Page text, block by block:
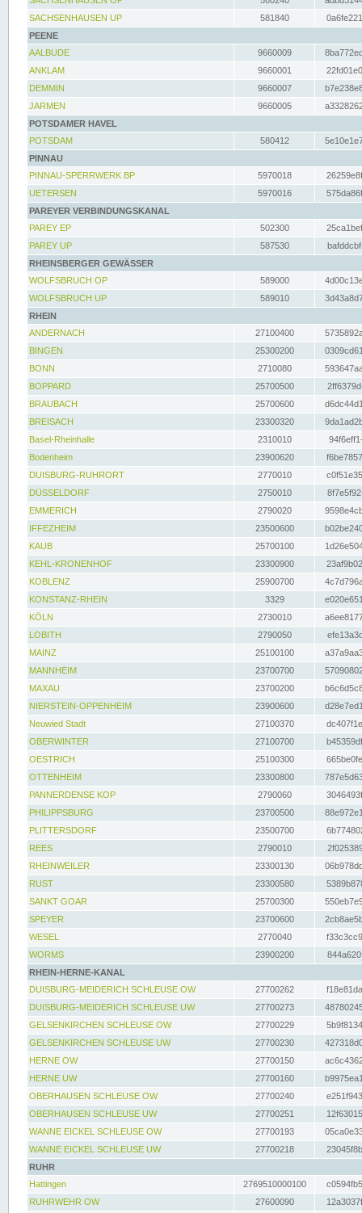
SACHSENHAUSEN UP
581840
PEENE
AALBUDE
9660009
ANKLAM
9660001
DEMMIN
9660007
JARMEN
9660005
POTSDAMER HAVEL
POTSDAM
580412
PINNAU
PINNAU-SPERRWERK BP
5970018
UETERSEN
5970016
PAREYER VERBINDUNGSKANAL
PAREY EP
502300
PAREY UP
587530
RHEINSBERGER GEWÄSSER
WOLFSBRUCH OP
589000
WOLFSBRUCH UP
589010
RHEIN
ANDERNACH
27100400
BINGEN
25300200
BONN
2710080
BOPPARD
25700500
BRAUBACH
25700600
BREISACH
23300320
Basel-Rheinhalle
2310010
Bodenheim
23900620
DUISBURG-RUHRORT
2770010
DÜSSELDORF
2750010
EMMERICH
2790020
IFFEZHEIM
23500600
KAUB
25700100
KEHL-KRONENHOF
23300900
KOBLENZ
25900700
KONSTANZ-RHEIN
3329
KÖLN
2730010
LOBITH
2790050
MAINZ
25100100
MANNHEIM
23700700
MAXAU
23700200
NIERSTEIN-OPPENHEIM
23900600
Neuwied Stadt
27100370
OBERWINTER
27100700
OESTRICH
25100300
OTTENHEIM
23300800
PANNERDENSE KOP
2790060
PHILIPPSBURG
23700500
PLITTERSDORF
23500700
REES
2790010
RHEINWEILER
23300130
RUST
23300580
SANKT GOAR
25700300
SPEYER
23700600
WESEL
2770040
WORMS
23900200
RHEIN-HERNE-KANAL
DUISBURG-MEIDERICH SCHLEUSE OW
27700262
DUISBURG-MEIDERICH SCHLEUSE UW
27700273
GELSENKIRCHEN SCHLEUSE OW
27700229
GELSENKIRCHEN SCHLEUSE UW
27700230
HERNE OW
27700150
HERNE UW
27700160
OBERHAUSEN SCHLEUSE OW
27700240
OBERHAUSEN SCHLEUSE UW
27700251
WANNE EICKEL SCHLEUSE OW
27700193
WANNE EICKEL SCHLEUSE UW
27700218
RUHR
Hattingen
2769510000100
RUHRWEHR OW
27600090